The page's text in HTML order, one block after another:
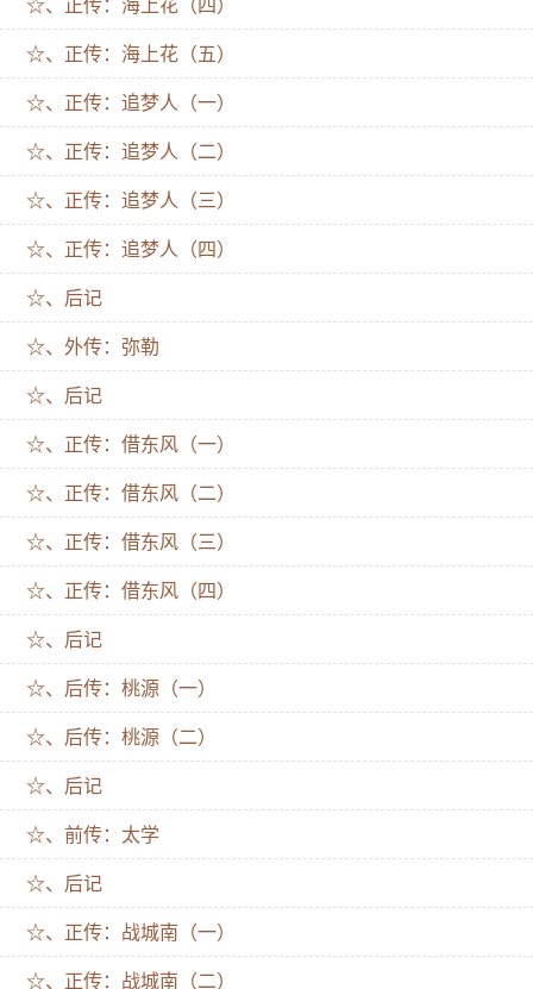
☆、正传：海上花（五）
☆、正传：追梦人（一）
☆、正传：追梦人（二）
☆、正传：追梦人（三）
☆、正传：追梦人（四）
☆、后记
☆、外传：弥勒
☆、后记
☆、正传：借东风（一）
☆、正传：借东风（二）
☆、正传：借东风（三）
☆、正传：借东风（四）
☆、后记
☆、后传：桃源（一）
☆、后传：桃源（二）
☆、后记
☆、前传：太学
☆、后记
☆、正传：战城南（一）
☆、正传：战城南（二）